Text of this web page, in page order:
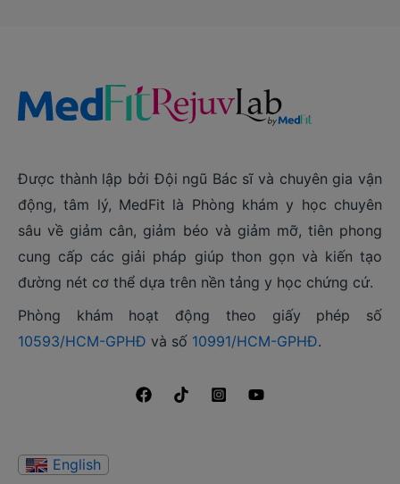
Được thành lập bởi Đội ngũ Bác sĩ và chuyên gia vận
động, tâm lý, MedFit là Phòng khám y học chuyên
sâu về giảm cân, giảm béo và giảm mỡ, tiên phong
cung cấp các giải pháp giúp thon gọn và kiến tạo
đường nét cơ thể dựa trên nền tảng y học chứng cứ.
Phòng khám hoạt động theo giấy phép số
10593/HCM-GPHĐ và số 10991/HCM-GPHĐ.